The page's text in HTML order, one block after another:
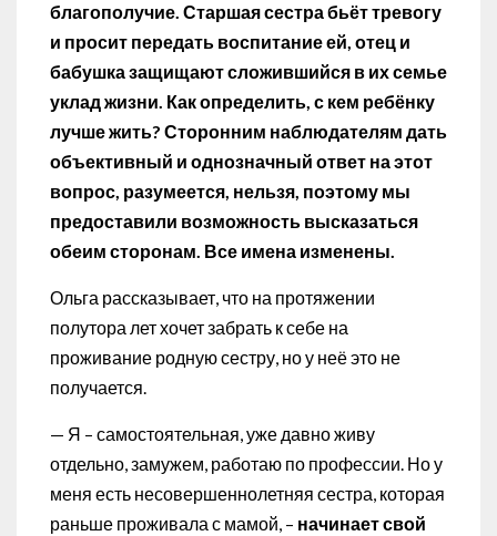
благополучие. Старшая сестра бьёт тревогу
и просит передать воспитание ей, отец и
бабушка защищают сложившийся в их семье
уклад жизни. Как определить, с кем ребёнку
лучше жить? Сторонним наблюдателям дать
объективный и однозначный ответ на этот
вопрос, разумеется, нельзя, поэтому мы
предоставили возможность высказаться
обеим сторонам. Все имена изменены.
Ольга рассказывает, что на протяжении
полутора лет хочет забрать к себе на
проживание родную сестру, но у неё это не
получается.
— Я – самостоятельная, уже давно живу
отдельно, замужем, работаю по профессии. Но у
меня есть несовершеннолетняя сестра, которая
раньше проживала с мамой, – начинает свой